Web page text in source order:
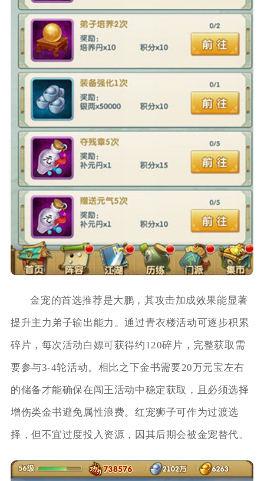
金宠的首选推荐是大鹏，其攻击加成效果能显著
提升主力弟子输出能力。通过青衣楼活动可逐步积累
碎片，每次活动白嫖可获得约120碎片，完整获取需
要参与3-4轮活动。相比之下金书需要20万元宝左右
的储备才能确保在闯王活动中稳定获取，且必须选择
增伤类金书避免属性浪费。红宠狮子可作为过渡选
择，但不宜过度投入资源，因其后期会被金宠替代。